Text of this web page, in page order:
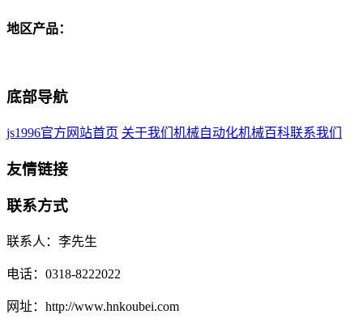
地区产品：
底部导航
js1996官方网站首页 关于我们 机械自动化机械百科联系我们
友情链接
联系方式
联系人：李先生
电话：0318-8222022
网址：http://www.hnkoubei.com